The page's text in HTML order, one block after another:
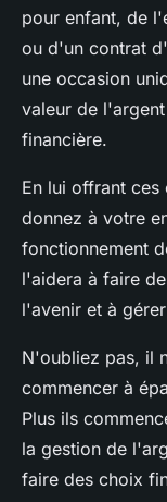
pour enfant, de
ou d'un contrat
une occasion
valeur de
financière.
En lui offrant ces
donnez à votre
fonctionnement
l'aidera à faire
l'avenir et à
N'oubliez pas, il
commencer à
Plus ils
la gestion de
faire des choix